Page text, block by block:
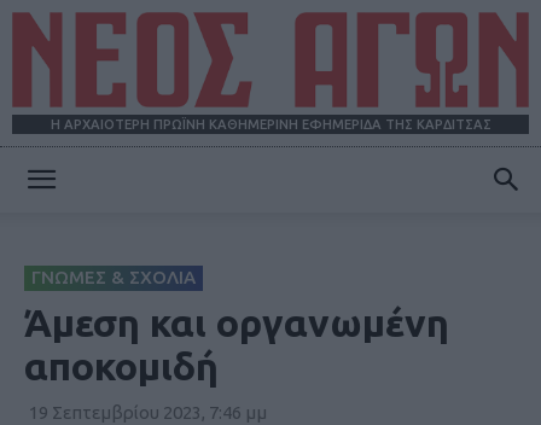
Η ΑΡΧΑΙΟΤΕΡΗ ΠΡΩΪΝΗ ΚΑΘΗΜΕΡΙΝΗ ΕΦΗΜΕΡΙΔΑ ΤΗΣ ΚΑΡΔΙΤΣΑΣ
ΓΝΩΜΕΣ & ΣΧΟΛΙΑ
Άμεση και οργανωμένη
αποκομιδή
19 Σεπτεμβρίου 2023, 7:46 μμ